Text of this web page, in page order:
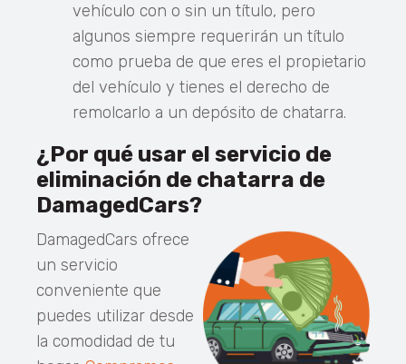
vehículo con o sin un título, pero
algunos siempre requerirán un título
como prueba de que eres el propietario
del vehículo y tienes el derecho de
remolcarlo a un depósito de chatarra.
¿Por qué usar el servicio de
eliminación de chatarra de
DamagedCars?
DamagedCars ofrece
un servicio
conveniente que
puedes utilizar desde
la comodidad de tu